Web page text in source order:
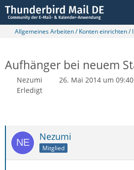
Allgemeines Arbeiten / Konten einrichten /
Aufhänger bei neuem
Nezumi 26. Mai 2014 um 09:40
Erledigt
Nezumi
Mitglied